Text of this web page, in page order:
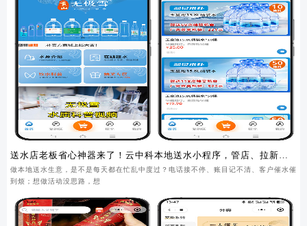
送水店老板省心神器来了！云中科本地送水小程序，管店、拉新、
锁客一步到位
做本地送水生意，是不是每天都在忙乱中度过？电话接不停、账目记不清、客户催水催
到烦；想做活动没思路，想